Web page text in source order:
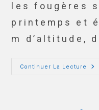
les fougères
printemps et
m d’altitude,
Continuer La Lecture